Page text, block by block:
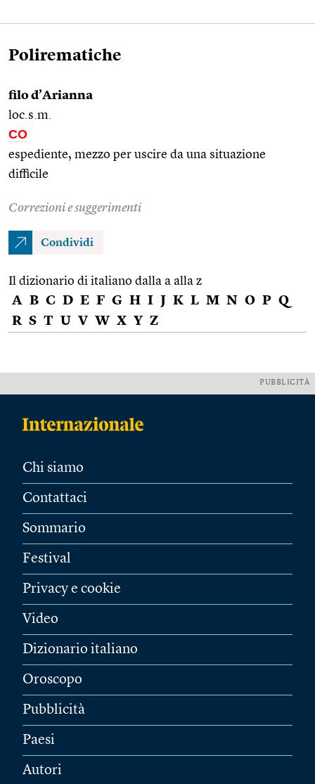
Polirematiche
filo d’Arianna
loc.s.m.
CO
espediente, mezzo per uscire da una situazione
difficile
Correzioni e suggerimenti
Condividi
Il dizionario di italiano dalla a alla z
A B C D E F G H I J K L M N O P Q
R S T U V W X Y Z
PUBBLICITÀ
Chi siamo
Contattaci
Sommario
Festival
Privacy e cookie
Video
Dizionario italiano
Oroscopo
Pubblicità
Paesi
Autori